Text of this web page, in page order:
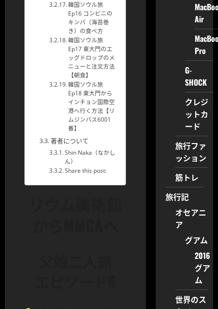
韓国ソウル旅
Ep16 コンビニの
キンパ（海苔巻
き）の食べ方
韓国ソウル旅
Ep17 東大門のエ
ッグドロップのメ
ニューと注文方法
【朝食】
韓国ソウル旅
Ep18 東大門から
インチョン国際空
港へ行く方法【リ
ムジンバス6001
番】
著者について
Shin Naka（なかし
ん）
Share this post:
Air
Pro
G-
SHOCK
クレジ
ットカ
ード
旅行ファ
ッション
筋トレ
旅行記
オセアニ
ア
グアム
2016
グア
ム
世界のス